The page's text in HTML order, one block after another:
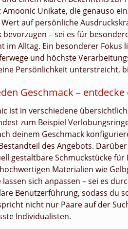
Unikate, die genauso
auf persönliche
– sei es für
im Alltag. Ein besonderer
und höchste
Persönlichkeit unterstreicht,
Geschmack –
ist in verschiedene
zum Beispiel
deinem Geschmack
des Angebots.
gestaltbare Schmuckstücke für
Materialien wie
sich anpassen – sei es
Benutzerführung, sodass du
nicht nur Paare auf der
Individualisten.